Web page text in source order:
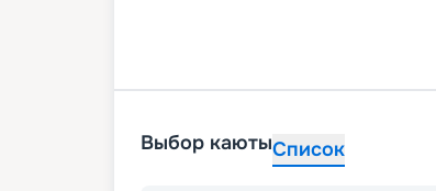
Выбор каютыСписок